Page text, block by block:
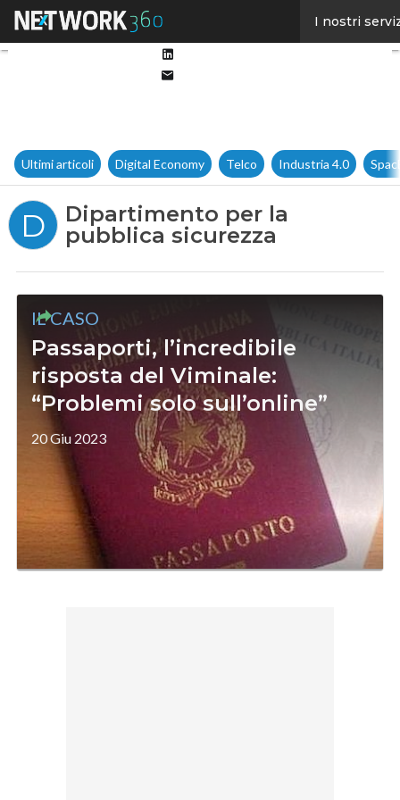
I nostri
Ultimi articoli Digital Economy Telco Industria 4.0
D
Dipartimento per la
pubblica sicurezza
IL CASO
Passaporti, l’incredibile
risposta del Viminale:
“Problemi solo sull’online”
20 Giu 2023